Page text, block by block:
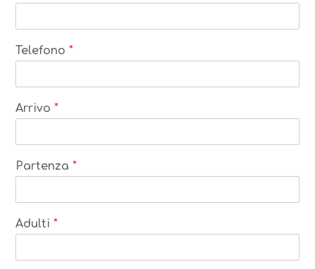
Telefono*
Arrivo*
Partenza*
Adulti*